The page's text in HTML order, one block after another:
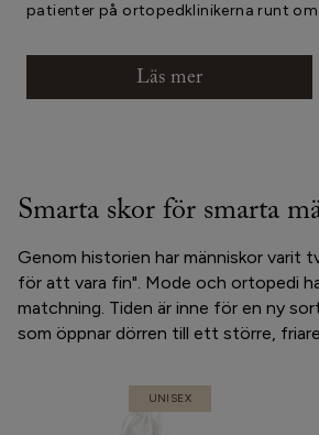
patienter på ortopedklinikerna runt
Läs mer
Smarta skor för smarta
Genom historien har människor varit
för att vara fin". Mode och ortopedi
matchning. Tiden är inne för en ny
som öppnar dörren till ett större,
UNISEX